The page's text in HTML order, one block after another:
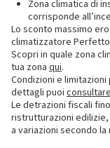
Zona climatica di
corrisponde
Lo sconto massimo
climatizzatore Perfetto
Scopri in quale zona
tua zona qui.
Condizioni e
dettagli puoi
Le detrazioni fiscali
ristrutturazioni
a variazioni secondo